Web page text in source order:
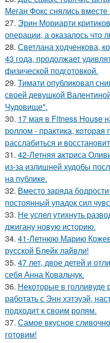
Меган Фокс снялись
27. Эрин Мориарти
операции, а оказалось что
28. Светлана ходченкова,
43 года, продолжает
физической подготовкой.
29. Тимати опубликовал
своей девушкой
Чудовище".
30. 17 мая в Fitness House
роллом - практика, которая
расслабиться и
31. 42-Летняя актриса
из-за излишней худобы
на публике.
32. Вместо заряда
постоянный упадок сил
33. Не успел утихнуть
джигану новую историю.
34. 41-Летнюю Марию
русской Блейк лайвли!
35. 47 лет, двое детей и
себя Анна Ковальчук.
36. Некоторые в голливуде
работать с Энн хэтэуэй,
подходит к своим ролям.
37. Самое вкусное
готовим!